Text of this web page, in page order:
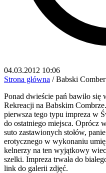
04.03.2012 10:06
Strona główna / Babski
Ponad dwieście pań bawiło
Rekreacji na Babskim
pierwsza tego typu impreza w
do ostatniego miejsca. Oprócz
suto zastawionych stołów,
erotycznego w wykonaniu
kelnerzy na ten wyjątkowy
szelki. Impreza trwała do
link do galerii zdjęć.